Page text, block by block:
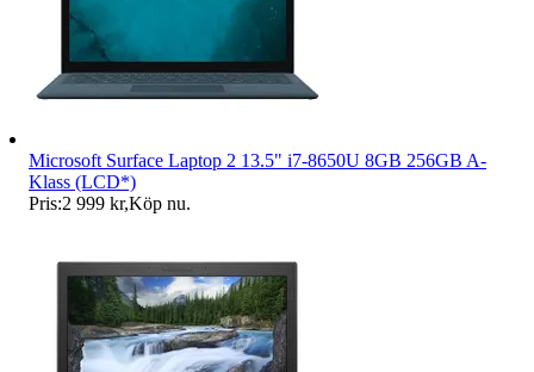
Microsoft Surface Laptop 2 13.5" i7-8650U 8GB 256GB A-
Klass (LCD*)
Pris:2 999 kr,Köp nu.